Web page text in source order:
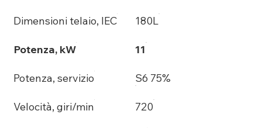
Dimensioni telaio, IEC 180L
Potenza, kW 11
Potenza, servizio S6 75%
Velocità, giri/min 720